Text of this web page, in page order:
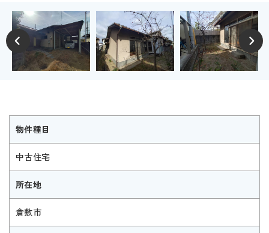
物件種目
中古住宅
所在地
倉敷市